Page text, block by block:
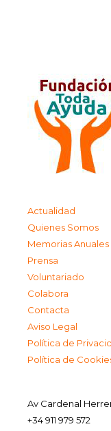
Actualidad
Quienes Somos
Memorias Anuales
Prensa
Voluntariado
Colabora
Contacta
Aviso Legal
Política de
Política de
Av Cardenal
+34 911 979 572